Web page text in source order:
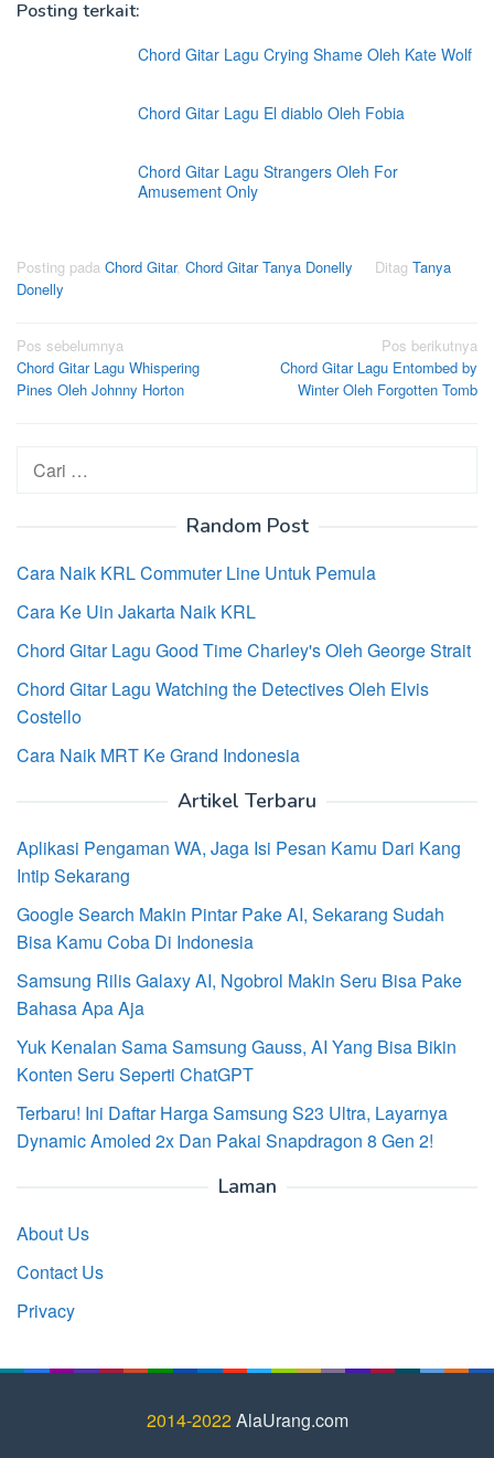
Posting terkait:
Chord Gitar Lagu Crying Shame Oleh Kate Wolf
Chord Gitar Lagu El diablo Oleh Fobia
Chord Gitar Lagu Strangers Oleh For
Amusement Only
Posting pada Chord Gitar, Chord Gitar Tanya Donelly Ditag Tanya
Donelly
Navigasi
pos
Pos sebelumnya
Chord Gitar Lagu Whispering
Pines Oleh Johnny Horton
Pos berikutnya
Chord Gitar Lagu Entombed by
Winter Oleh Forgotten Tomb
Cari
untuk:
Random Post
Cara Naik KRL Commuter Line Untuk Pemula
Cara Ke Uin Jakarta Naik KRL
Chord Gitar Lagu Good Time Charley's Oleh George Strait
Chord Gitar Lagu Watching the Detectives Oleh Elvis
Costello
Cara Naik MRT Ke Grand Indonesia
Artikel Terbaru
Aplikasi Pengaman WA, Jaga Isi Pesan Kamu Dari Kang
Intip Sekarang
Google Search Makin Pintar Pake AI, Sekarang Sudah
Bisa Kamu Coba Di Indonesia
Samsung Rilis Galaxy AI, Ngobrol Makin Seru Bisa Pake
Bahasa Apa Aja
Yuk Kenalan Sama Samsung Gauss, AI Yang Bisa Bikin
Konten Seru Seperti ChatGPT
Terbaru! Ini Daftar Harga Samsung S23 Ultra, Layarnya
Dynamic Amoled 2x Dan Pakai Snapdragon 8 Gen 2!
Laman
About Us
Contact Us
Privacy
2014-2022 AlaUrang.com